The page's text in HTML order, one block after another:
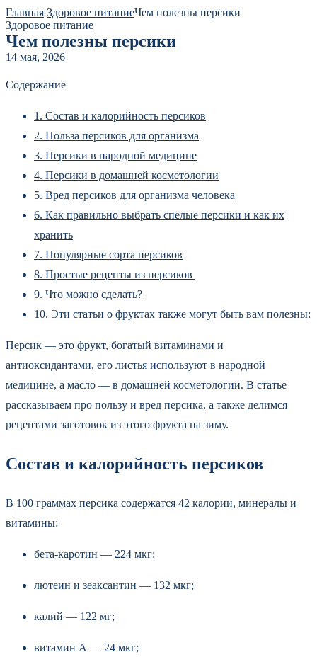
Главная Здоровое питаниеЧем полезны персики
Здоровое питание
Чем полезны персики
14 мая, 2026
Содержание
1. Состав и калорийность персиков
2. Польза персиков для организма
3. Персики в народной медицине
4. Персики в домашней косметологии
5. Вред персиков для организма человека
6. Как правильно выбрать спелые персики и как их
хранить
7. Популярные сорта персиков
8. Простые рецепты из персиков
9. Что можно сделать?
10. Эти статьи о фруктах также могут быть вам полезны:
Персик — это фрукт, богатый витаминами и
антиоксидантами, его листья используют в народной
медицине, а масло — в домашней косметологии. В статье
рассказываем про пользу и вред персика, а также делимся
рецептами заготовок из этого фрукта на зиму.
Состав и калорийность персиков
В 100 граммах персика содержатся 42 калории, минералы и
витамины:
бета-каротин — 224 мкг;
лютеин и зеаксантин — 132 мкг;
калий — 122 мг;
витамин А — 24 мкг;